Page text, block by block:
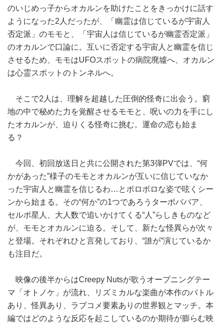
のいじめっ子からオカルンを助けたことをきっかけに話す
ようになった2人だったが、「幽霊は信じているが宇宙人
否定派」のモモと、「宇宙人は信じているが幽霊否定派」
のオカルンで口論に。互いに否定する宇宙人と幽霊を信じ
させるため、モモはUFOスポットの病院廃墟へ、オカルン
は心霊スポットのトンネルへ。
そこで2人は、理解を超越した圧倒的怪奇に出会う。窮
地の中で秘めた力を覚醒させるモモと、呪いの力を手にし
たオカルンが、迫りくる怪奇に挑む。運命の恋も始ま
る？
今回、初回放送日と共に公開された第3弾PVでは、“何
かがあった”様子のモモとオカルンが互いに信じていなか
った宇宙人と幽霊を信じるわ…とボロボロな姿で呟くシー
ンから始まる。その“何か”の1つであろうターボババア、
セルポ星人、大人数で追いかけてくる“人”らしきものなど
が、モモとオカルンに迫る。そして、新たな怪異らが次々
と登場。それぞれひと言発しており、“誰が”演じているか
も注目だ。
映像の後半からはCreepy Nutsが歌うオープニングテー
マ「オトノケ」が流れ、リズミカルな楽曲が本作のバトル
あり、怪異あり、ラブコメ要素ありの世界観とマッチ。本
編ではどのような反応を起こしているのか期待が膨らむ映